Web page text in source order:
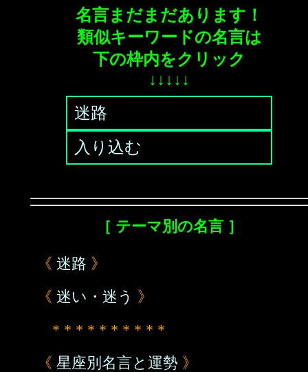
名言まだまだあります！
類似キーワードの名言は
下の枠内をクリック
↓↓↓↓↓
迷路
入り込む
［ テーマ別の名言 ］
《 迷路 》
《 迷い・迷う 》
* * * * * * * * * *
《 星座別名言と運勢 》